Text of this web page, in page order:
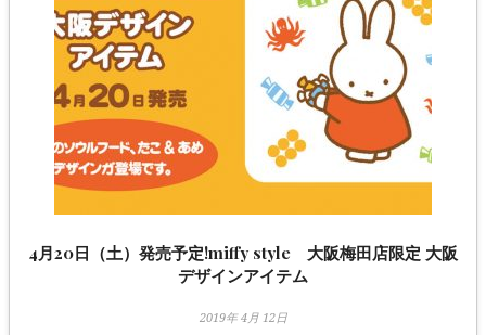
4月20日（土）発売予定!miffy style 大阪梅田店限定 大阪
デザインアイテム
2019年 4月 12日